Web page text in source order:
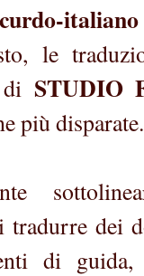
le
STUDIO
più disparate.
tradurre dei
di